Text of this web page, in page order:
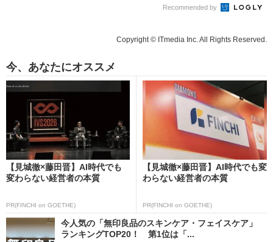
Recommended by
Copyright © ITmedia Inc. All Rights Reserved.
今、あなたにオススメ
【見城徹×藤田晋】AI時代でも
変わらない経営者の本質
PR(FINCHI on GOETHE)
【見城徹×藤田晋】AI時代でも変
わらない経営者の本質
PR(FINCHI on GOETHE)
今人気の「無印良品のスキンケア・フェイスケア」
ランキングTOP20！ 第1位は「...